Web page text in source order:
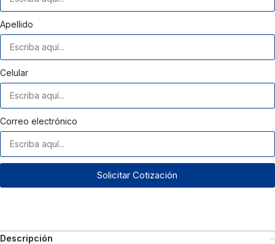
Apellido
Celular
Correo electrónico
Solicitar Cotización
Descripción